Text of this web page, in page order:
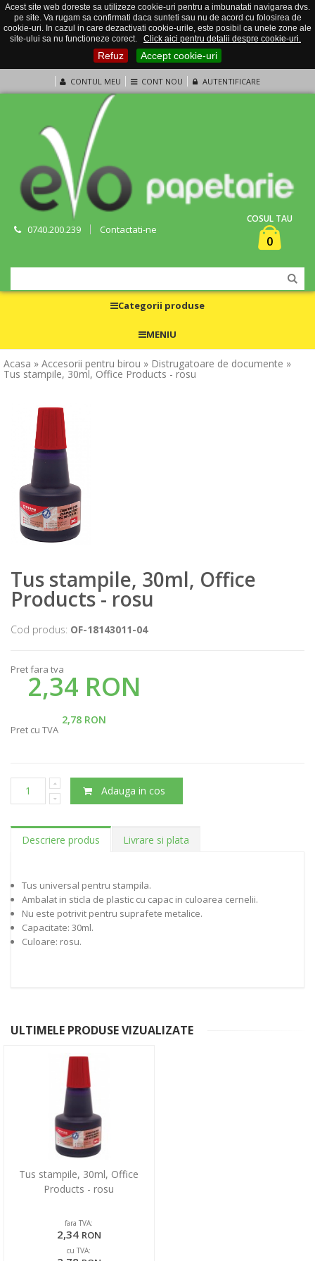
Acest site web doreste sa utilizeze cookie-uri pentru a imbunatati navigarea dvs.
pe site. Va rugam sa confirmati daca sunteti sau nu de acord cu folosirea de
cookie-uri. In cazul in care dezactivati cookie-urile, este posibil ca unele zone ale
site-ului sa nu functioneze corect.
Click aici pentru detalii despre cookie-uri.
Refuz Accept cookie-uri
CONTUL MEU CONT NOU AUTENTIFICARE
0740.200.239 Contactati-ne
COSUL TAU
0
Categorii produse
MENIU
Acasa » Accesorii pentru birou » Distrugatoare de documente »
Tus stampile, 30ml, Office Products - rosu
Tus stampile, 30ml, Office
Products - rosu
Cod produs: OF-18143011-04
Pret fara tva
2,34 RON
2,78 RON
Pret cu TVA
Adauga in cos
Descriere produs Livrare si plata
Tus universal pentru stampila.
Ambalat in sticla de plastic cu capac in culoarea cernelii.
Nu este potrivit pentru suprafete metalice.
Capacitate: 30ml.
Culoare: rosu.
ULTIMELE PRODUSE VIZUALIZATE
Tus stampile, 30ml, Office
Products - rosu
fara TVA:
2,34 RON
cu TVA: